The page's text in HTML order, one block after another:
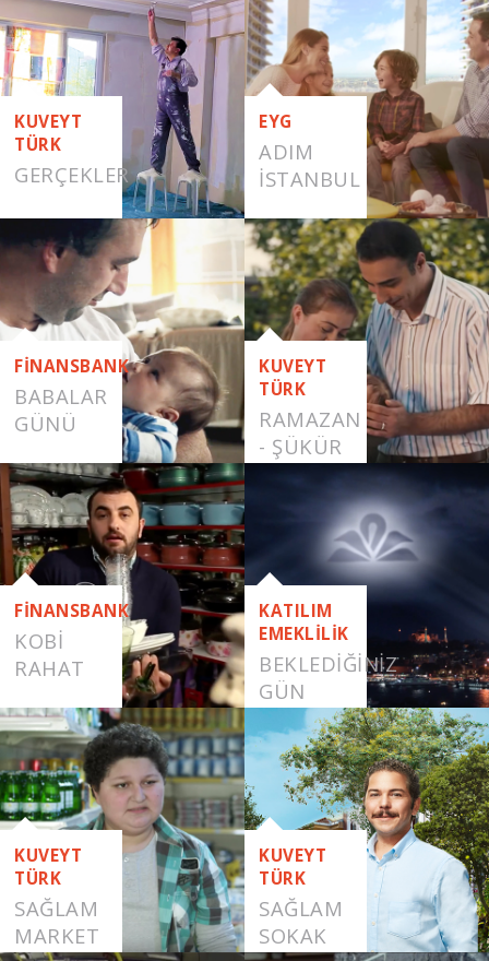
KUVEYT
TÜRK
GERÇEKLER
EYG
ADIM
İSTANBUL
FİNANSBANK
BABALAR
GÜNÜ
KUVEYT
TÜRK
RAMAZAN
- ŞÜKÜR
FİNANSBANK
KOBI
RAHAT
KATILIM
EMEKLİLİK
BEKLEDİĞİNİZ
GÜN
GELDİ
KUVEYT
TÜRK
SAĞLAM
MARKET
KUVEYT
TÜRK
SAĞLAM
SOKAK